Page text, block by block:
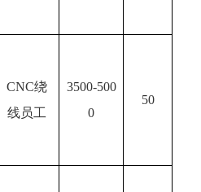
CNC绕
线员工
3500-500
0
50